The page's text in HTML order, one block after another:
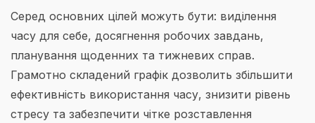
Серед основних цілей можуть бути: виділення
часу для себе, досягнення робочих завдань,
планування щоденних та тижневих справ.
Грамотно складений графік дозволить збільшити
ефективність використання часу, знизити рівень
стресу та забезпечити чітке розставлення